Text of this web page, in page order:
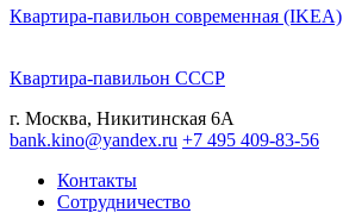
Квартира-павильон современная (IKEA)
Квартира-павильон СССР
г. Москва, Никитинская 6А
bank.kino@yandex.ru +7 495 409-83-56
Контакты
Сотрудничество